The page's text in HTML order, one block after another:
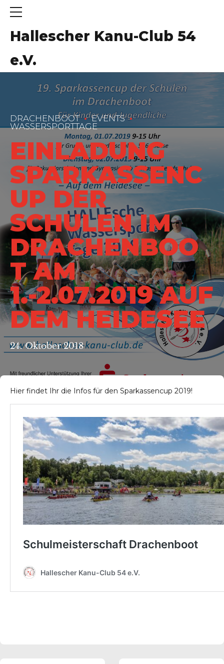
Hallescher Kanu-Club 54
e.V.
DRACHENBOOT
EVENTS
WASSERSPORTTAGE
EINLADUNG
SPARKASSENC
UP DER
SCHULEN IM
DRACHENBOO
T AM
1.-2.07.2019 AUF
DEM HEIDESEE
24. Oktober 2018
Hier findet Ihr die Infos für den Sparkassencup 2019!